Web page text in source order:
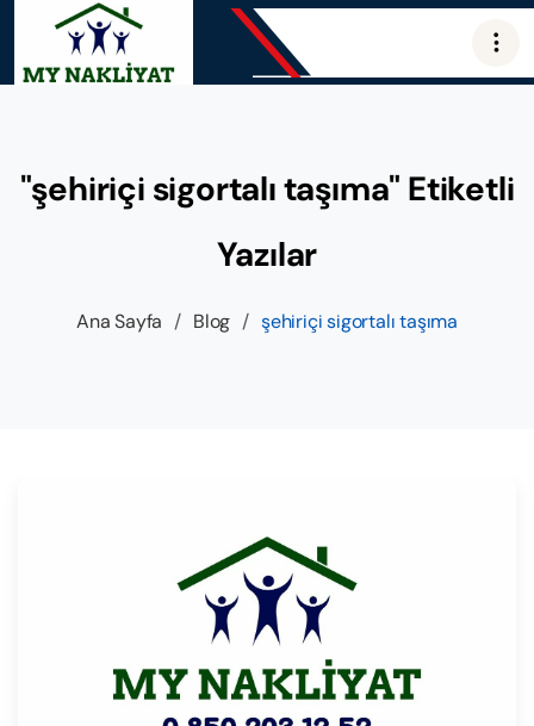
"şehiriçi sigortalı taşıma" Etiketli
Yazılar
Ana Sayfa / Blog / şehiriçi sigortalı taşıma